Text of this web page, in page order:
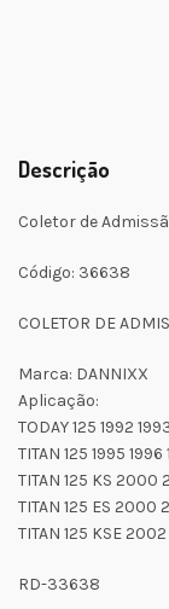
Descrição
Coletor de
Código: 36638
COLETOR DE
Marca: DANNIXX
Aplicação:
TODAY 125 1992
TITAN 125 1995
TITAN 125 KS
TITAN 125 ES
TITAN 125 KSE
RD-33638